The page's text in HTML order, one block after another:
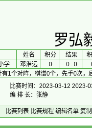
罗弘
姓名 积分 结果
学 邓淮远 0 0 : 0
有1个对阵，棋谱0个，先手0次，
比赛时间：2023-03-12 2023-
编 排 长：张静
比赛列表 比赛规程 编辑名单 复